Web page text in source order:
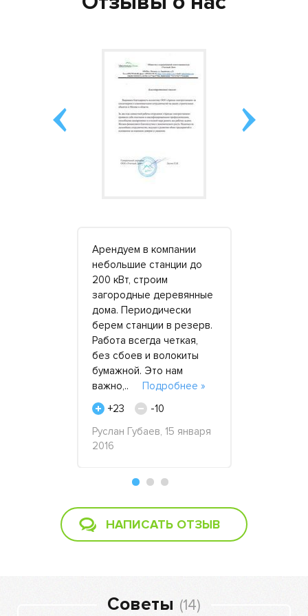
Арендуем в компании
небольшие станции до
200 кВт, строим
загородные деревянные
дома. Периодически
берем станции в резерв.
Работа всегда четкая,
без сбоев и волокиты
бумажной. Это нам
важно,.. Подробнее »
+23
-10
Руслан Губаев, 15 января
2016
НАПИСАТЬ ОТЗЫВ
Советы (14)